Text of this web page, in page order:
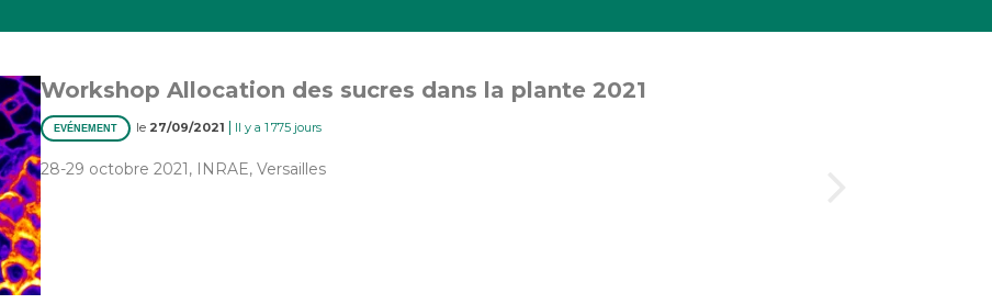
Workshop Allocation des sucres dans la plante 2021
EVÉNEMENT le 27/09/2021 | Il y a 1 775 jours
28-29 octobre 2021, INRAE, Versailles